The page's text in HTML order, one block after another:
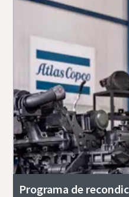
Programa de